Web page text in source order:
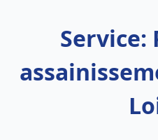
Service: